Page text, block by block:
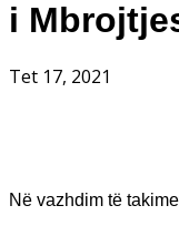
i
Tet 17, 2021
Në vazhdim të